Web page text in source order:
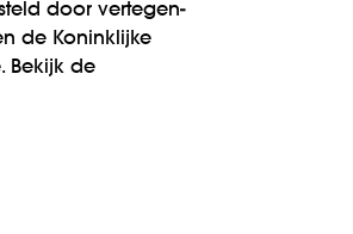
door vertegen­
de Koninklijke
Bekijk de